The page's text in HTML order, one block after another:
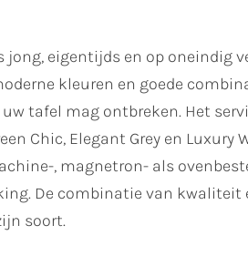
jong, eigentijds en op oneindig
kleuren en goede
tafel mag ontbreken. Het
Chic, Elegant Grey en
, magnetron- als
De combinatie van
soort.